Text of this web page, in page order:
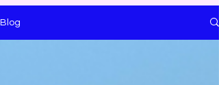
Blog